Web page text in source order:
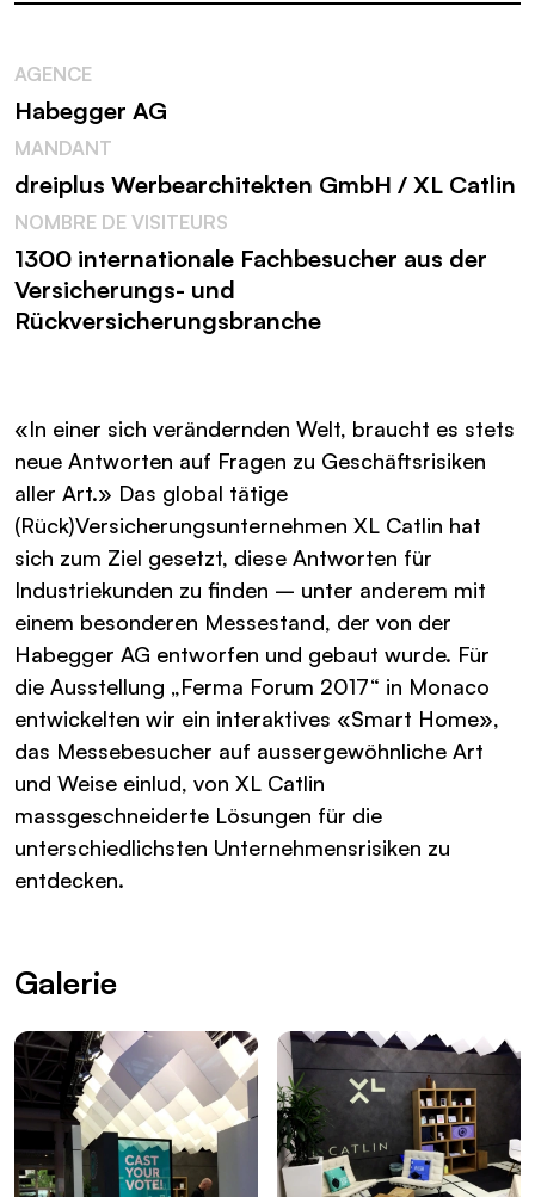
AGENCE
Habegger AG
MANDANT
dreiplus Werbearchitekten GmbH / XL Catlin
NOMBRE DE VISITEURS
1300 internationale Fachbesucher aus der
Versicherungs- und
Rückversicherungsbranche
«In einer sich verändernden Welt, braucht es stets
neue Antworten auf Fragen zu Geschäftsrisiken
aller Art.» Das global tätige
(Rück)Versicherungsunternehmen XL Catlin hat
sich zum Ziel gesetzt, diese Antworten für
Industriekunden zu finden – unter anderem mit
einem besonderen Messestand, der von der
Habegger AG entworfen und gebaut wurde. Für
die Ausstellung „Ferma Forum 2017“ in Monaco
entwickelten wir ein interaktives «Smart Home»,
das Messebesucher auf aussergewöhnliche Art
und Weise einlud, von XL Catlin
massgeschneiderte Lösungen für die
unterschiedlichsten Unternehmensrisiken zu
entdecken.
Galerie